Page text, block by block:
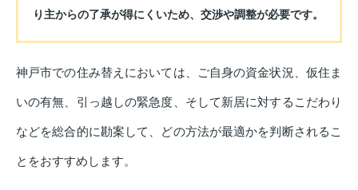
り主からの了承が得にくいため、交渉や調整が必要です。
神戸市での住み替えにおいては、ご自身の資金状況、仮住ま
いの有無、引っ越しの緊急度、そして新居に対するこだわり
などを総合的に勘案して、どの方法が最適かを判断されるこ
とをおすすめします。